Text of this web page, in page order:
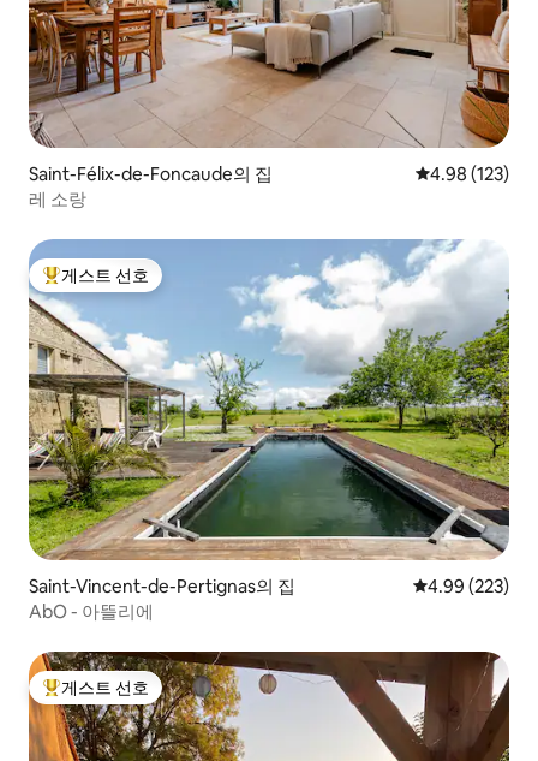
Saint-Félix-de-Foncaude의 집 평점 4.98점(5
4.98 (123)
레 소랑
상위 게스트 선호
게스트 선호
Saint-Vincent-de-Pertignas의 집 평점 4.99점(5
4.99 (223)
AbO - 아뜰리에
상위 게스트 선호
게스트 선호